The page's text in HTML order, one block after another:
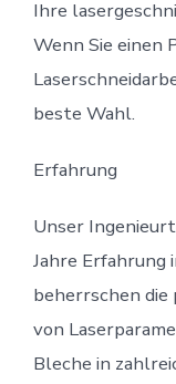
Ihre
Wenn Sie einen
beste Wahl.
Erfahrung
Unser
Jahre Erfahrung
beherrschen
von
Bleche in